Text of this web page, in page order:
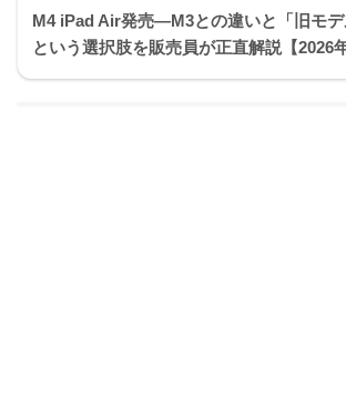
M4 iPad Air発売—M3との違いと「旧モデ
という選択肢を販売員が正直解説【2026年